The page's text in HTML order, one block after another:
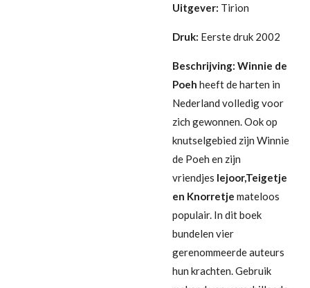
Uitgever: Tirion
Druk: Eerste druk 2002
Beschrijving: Winnie de
Poeh heeft de harten in
Nederland volledig voor
zich gewonnen. Ook op
knutselgebied zijn Winnie
de Poeh en zijn
vriendjes Iejoor,Teigetje
en Knorretje mateloos
populair. In dit boek
bundelen vier
gerenommeerde auteurs
hun krachten. Gebruik